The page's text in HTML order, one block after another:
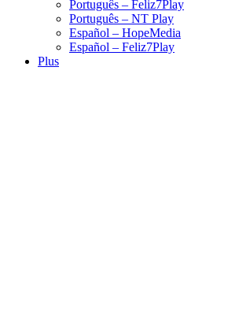
Português – Feliz7Play
Português – NT Play
Español – HopeMedia
Español – Feliz7Play
Plus